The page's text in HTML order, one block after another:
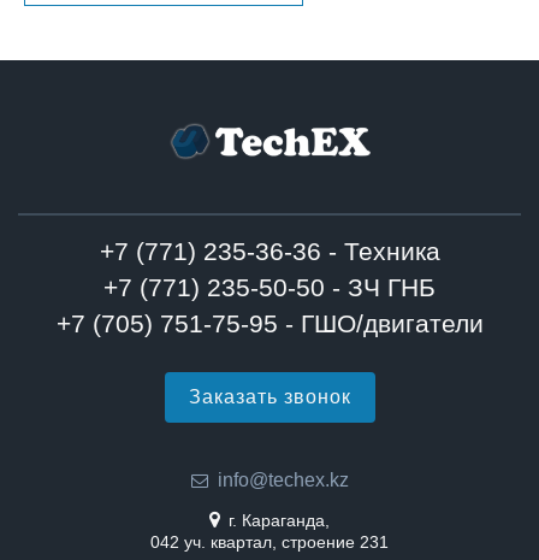
+7 (771) 235-36-36 - Техника
+7 (771) 235-50-50 - ЗЧ ГНБ
+7 (705) 751-75-95 - ГШО/двигатели
Заказать звонок
info@techex.kz
г. Караганда,
042 уч. квартал, строение 231